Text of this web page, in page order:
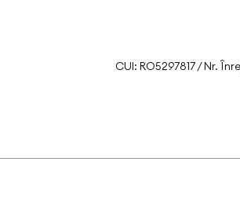
CUI: RO5297817 / Nr.